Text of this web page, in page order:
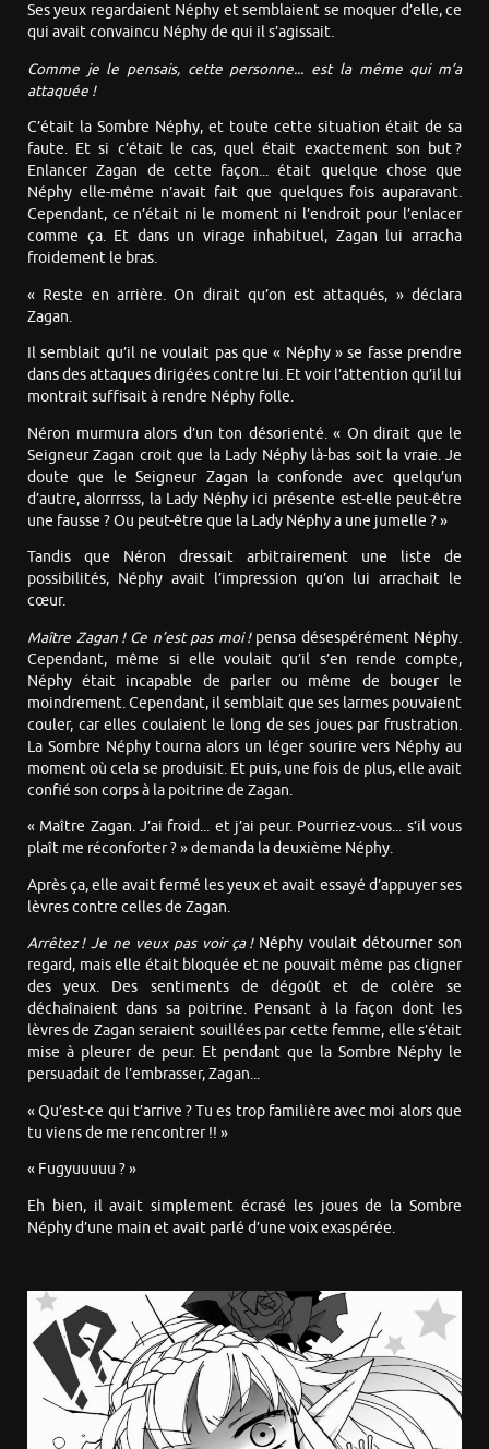
Ses yeux regardaient Néphy et semblaient se moquer d’elle, ce
qui avait convaincu Néphy de qui il s’agissait.
Comme je le pensais, cette personne... est la même qui m’a
attaquée !
C’était la Sombre Néphy, et toute cette situation était de sa
faute. Et si c’était le cas, quel était exactement son but ?
Enlancer Zagan de cette façon... était quelque chose que
Néphy elle-même n’avait fait que quelques fois auparavant.
Cependant, ce n’était ni le moment ni l’endroit pour l’enlacer
comme ça. Et dans un virage inhabituel, Zagan lui arracha
froidement le bras.
« Reste en arrière. On dirait qu’on est attaqués, » déclara
Zagan.
Il semblait qu’il ne voulait pas que « Néphy » se fasse prendre
dans des attaques dirigées contre lui. Et voir l’attention qu’il lui
montrait suffisait à rendre Néphy folle.
Néron murmura alors d’un ton désorienté. « On dirait que le
Seigneur Zagan croit que la Lady Néphy là-bas soit la vraie. Je
doute que le Seigneur Zagan la confonde avec quelqu’un
d’autre, alorrrsss, la Lady Néphy ici présente est-elle peut-être
une fausse ? Ou peut-être que la Lady Néphy a une jumelle ? »
Tandis que Néron dressait arbitrairement une liste de
possibilités, Néphy avait l’impression qu’on lui arrachait le
cœur.
Maître Zagan ! Ce n’est pas moi ! pensa désespérément Néphy.
Cependant, même si elle voulait qu’il s’en rende compte,
Néphy était incapable de parler ou même de bouger le
moindrement. Cependant, il semblait que ses larmes pouvaient
couler, car elles coulaient le long de ses joues par frustration.
La Sombre Néphy tourna alors un léger sourire vers Néphy au
moment où cela se produisit. Et puis, une fois de plus, elle avait
confié son corps à la poitrine de Zagan.
« Maître Zagan. J’ai froid... et j’ai peur. Pourriez-vous... s’il vous
plaît me réconforter ? » demanda la deuxième Néphy.
Après ça, elle avait fermé les yeux et avait essayé d’appuyer ses
lèvres contre celles de Zagan.
Arrêtez ! Je ne veux pas voir ça ! Néphy voulait détourner son
regard, mais elle était bloquée et ne pouvait même pas cligner
des yeux. Des sentiments de dégoût et de colère se
déchaînaient dans sa poitrine. Pensant à la façon dont les
lèvres de Zagan seraient souillées par cette femme, elle s’était
mise à pleurer de peur. Et pendant que la Sombre Néphy le
persuadait de l’embrasser, Zagan...
« Qu’est-ce qui t’arrive ? Tu es trop familière avec moi alors que
tu viens de me rencontrer !! »
« Fugyuuuuu ? »
Eh bien, il avait simplement écrasé les joues de la Sombre
Néphy d’une main et avait parlé d’une voix exaspérée.